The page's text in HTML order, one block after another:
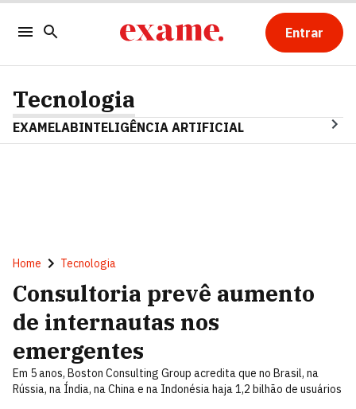
Entrar
Tecnologia
EXAMELABINTELIGÊNCIA ARTIFICIAL
Home Tecnologia
Consultoria prevê aumento
de internautas nos
emergentes
Em 5 anos, Boston Consulting Group acredita que no Brasil, na
Rússia, na Índia, na China e na Indonésia haja 1,2 bilhão de usuários